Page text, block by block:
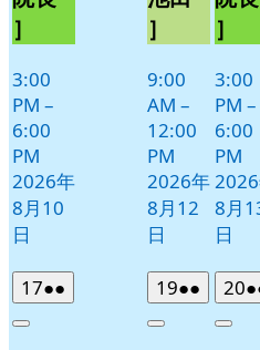
］
3:00
PM –
6:00
PM
2026年
8月10
日
］
9:00
AM –
12:00
PM
2026年
8月12
日
］
3:00
PM –
6:00
PM
8月
日
172026
年
●●
件
Close
192026
年
●●
件
Close
20
Close